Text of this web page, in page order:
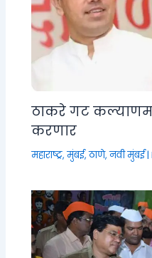
ठाकरे गट
करणार
महाराष्ट्र,मुंबई, ठाणे, नवी मुंबई|